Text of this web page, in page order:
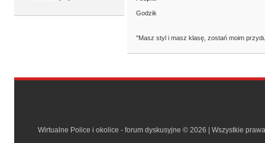
Godzik
"Masz styl i masz klasę, zostań moim
Wirtualne Police i okolice - forum dyskusyjne © 2026 | Wszystkie